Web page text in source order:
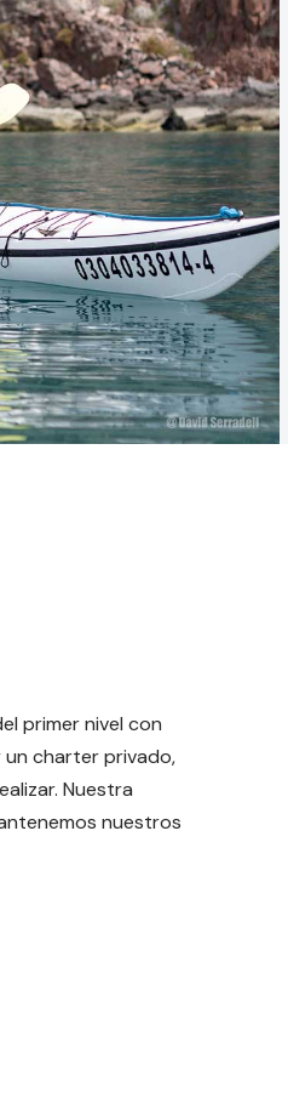
primer nivel con
un charter privado,
Nuestra
nuestros